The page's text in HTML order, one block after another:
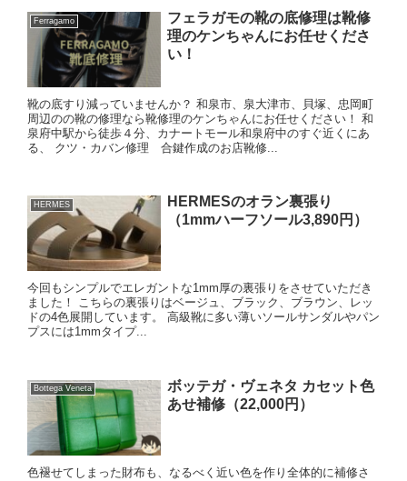
Ferragamo
フェラガモの靴の底修理は靴修
理のケンちゃんにお任せくださ
い！
靴の底すり減っていませんか？ 和泉市、泉大津市、貝塚、忠岡町
周辺のの靴の修理なら靴修理のケンちゃんにお任せください！ 和
泉府中駅から徒歩４分、カナートモール和泉府中のすぐ近くにあ
る、 クツ・カバン修理 合鍵作成のお店靴修...
HERMES
HERMESのオラン裏張り
（1mmハーフソール3,890円）
今回もシンプルでエレガントな1mm厚の裏張りをさせていただき
ました！ こちらの裏張りはベージュ、ブラック、ブラウン、レッ
ドの4色展開しています。 高級靴に多い薄いソールサンダルやパン
プスには1mmタイプ...
Bottega Veneta
ボッテガ・ヴェネタ カセット色
あせ補修（22,000円）
色褪せてしまった財布も、なるべく近い色を作り全体的に補修さ